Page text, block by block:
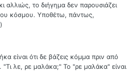
αλλιώς, το διήγημα δεν παρουσιάζει
κόσμου. Υποθέτω, πάντως,
είναι ότι δε βάζεις κόμμα πριν από
λε, ρε μαλάκα;" Το "ρε μαλάκα" είναι